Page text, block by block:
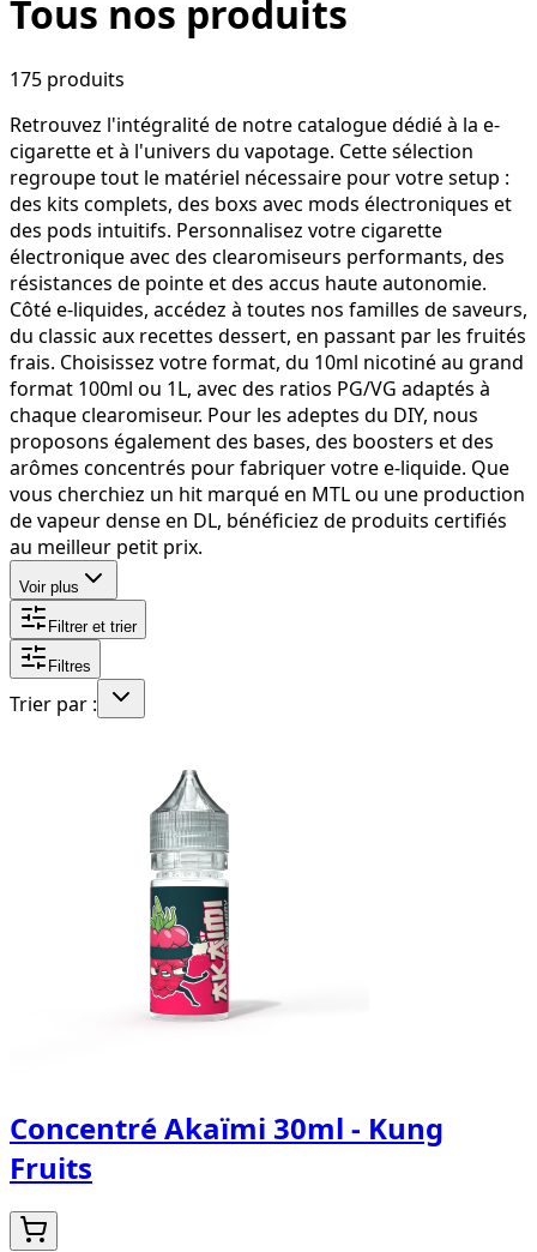
Tous nos produits
175 produits
Retrouvez l'intégralité de notre catalogue dédié à la e-
cigarette et à l'univers du vapotage. Cette sélection
regroupe tout le matériel nécessaire pour votre setup :
des kits complets, des boxs avec mods électroniques et
des pods intuitifs. Personnalisez votre cigarette
électronique avec des clearomiseurs performants, des
résistances de pointe et des accus haute autonomie.
Côté e-liquides, accédez à toutes nos familles de saveurs,
du classic aux recettes dessert, en passant par les fruités
frais. Choisissez votre format, du 10ml nicotiné au grand
format 100ml ou 1L, avec des ratios PG/VG adaptés à
chaque clearomiseur. Pour les adeptes du DIY, nous
proposons également des bases, des boosters et des
arômes concentrés pour fabriquer votre e-liquide. Que
vous cherchiez un hit marqué en MTL ou une production
de vapeur dense en DL, bénéficiez de produits certifiés
au meilleur petit prix.
Voir plus
Filtrer et trier
Filtres
Trier par :
Concentré Akaïmi 30ml - Kung
Fruits